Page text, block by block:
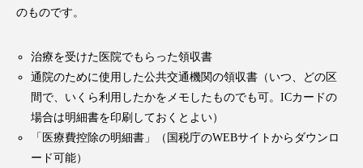
のものです。
治療を受けた医院でもらった領収書
通院のために使用した公共交通機関の領収書（いつ、どの区
間で、いくら利用したかをメモしたものでも可。ICカードの
場合は明細書を印刷しておくとよい）
「医療費控除の明細書」（国税庁のWEBサイトからダウンロ
ード可能）